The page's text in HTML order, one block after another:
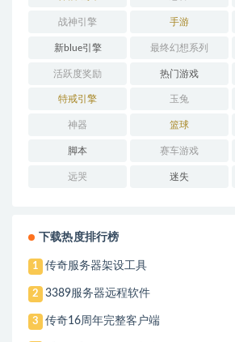
战神引擎 手游
新blue引擎 最终幻想系列
活跃度奖励 热门游戏
特戒引擎 玉兔
神器 篮球
脚本 赛车游戏
远哭 迷失
下载热度排行榜
1 传奇服务器架设工具
2 3389服务器远程软件
3 传奇16周年完整客户端